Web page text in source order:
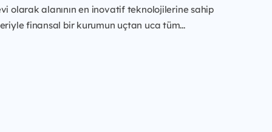
olarak alanının en inovatif teknolojilerine sahip
finansal bir kurumun uçtan uca tüm...